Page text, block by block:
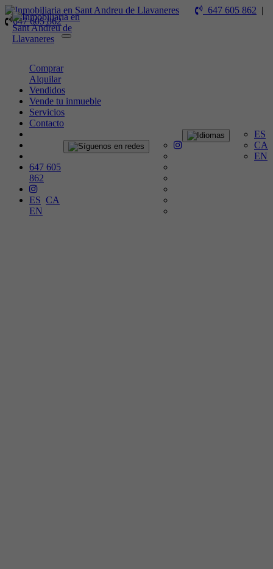
647 605 862 |
647 605 862
Toggle
Comprar
Alquilar
Vendidos
Vende tu inmueble
Servicios
Contacto
ES
CA
EN
647 605
862
ES CA
EN